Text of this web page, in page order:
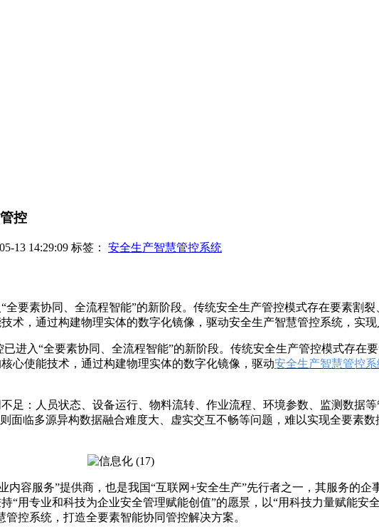
控
13 14:29:09 标签： 安全生产智慧管控系统
要素协同、全流程智能”的新阶段。传统安全生产管控模式存在要素割
术，通过构建物理实体的数字化镜像，驱动安全生产智慧管控系统，实现
进入“全要素协同、全流程智能”的新阶段。传统安全生产管控模式存在
心使能技术，通过构建物理实体的数字化镜像，驱动安全生产智慧管控系
足：人员状态、设备运行、物料流转、作业流程、环境参数、监测数据
面临多源异构数据融合难度大、虚实交互不畅等问题，难以实现全要素
容服务”提供商，也是我国“互联网+安全生产”先行者之一，其服务的
用专业和科技为企业安全管理赋能创值”的愿景，以“用科技力量赋能安
控系统，打造全要素智能协同管控解决方案。